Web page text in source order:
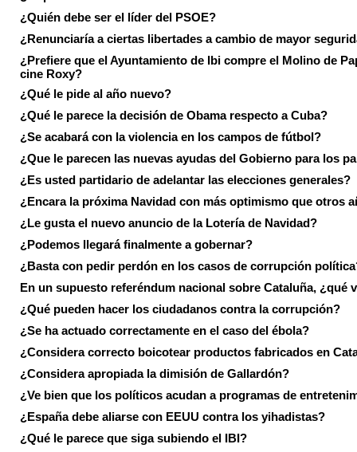
¿Quién debe ser el líder del PSOE?
¿Renunciaría a ciertas libertades a cambio de mayor
¿Prefiere que el Ayuntamiento de Ibi compre el Molino de
cine Roxy?
¿Qué le pide al año nuevo?
¿Qué le parece la decisión de Obama respecto a Cuba?
¿Se acabará con la violencia en los campos de fútbol?
¿Que le parecen las nuevas ayudas del Gobierno para los
¿Es usted partidario de adelantar las elecciones generales?
¿Encara la próxima Navidad con más optimismo que otros
¿Le gusta el nuevo anuncio de la Lotería de Navidad?
¿Podemos llegará finalmente a gobernar?
¿Basta con pedir perdón en los casos de corrupción
En un supuesto referéndum nacional sobre Cataluña, ¿qué
¿Qué pueden hacer los ciudadanos contra la corrupción?
¿Se ha actuado correctamente en el caso del ébola?
¿Considera correcto boicotear productos fabricados en
¿Considera apropiada la dimisión de Gallardón?
¿Ve bien que los políticos acudan a programas de
¿España debe aliarse con EEUU contra los yihadistas?
¿Qué le parece que siga subiendo el IBI?